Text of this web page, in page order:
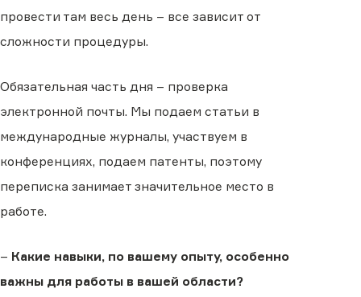
провести там весь день – все зависит от
сложности процедуры.
Обязательная часть дня – проверка
электронной почты. Мы подаем статьи в
международные журналы, участвуем в
конференциях, подаем патенты, поэтому
переписка занимает значительное место в
работе.
– Какие навыки, по вашему опыту, особенно
важны для работы в вашей области?